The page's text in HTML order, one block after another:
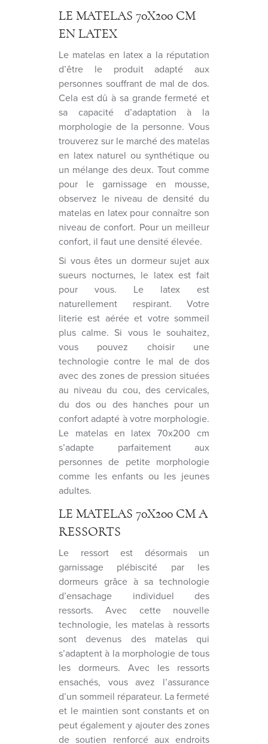
LE MATELAS 70X200 CM
EN LATEX
Le matelas en latex a la réputation
d’être le produit adapté aux
personnes souffrant de mal de dos.
Cela est dû à sa grande fermeté et
sa capacité d’adaptation à la
morphologie de la personne. Vous
trouverez sur le marché des matelas
en latex naturel ou synthétique ou
un mélange des deux. Tout comme
pour le garnissage en mousse,
observez le niveau de densité du
matelas en latex pour connaître son
niveau de confort. Pour un meilleur
confort, il faut une densité élevée.
Si vous êtes un dormeur sujet aux
sueurs nocturnes, le latex est fait
pour vous. Le latex est
naturellement respirant. Votre
literie est aérée et votre sommeil
plus calme. Si vous le souhaitez,
vous pouvez choisir une
technologie contre le mal de dos
avec des zones de pression situées
au niveau du cou, des cervicales,
du dos ou des hanches pour un
confort adapté à votre morphologie.
Le matelas en latex 70x200 cm
s’adapte parfaitement aux
personnes de petite morphologie
comme les enfants ou les jeunes
adultes.
LE MATELAS 70X200 CM A
RESSORTS
Le ressort est désormais un
garnissage plébiscité par les
dormeurs grâce à sa technologie
d’ensachage individuel des
ressorts. Avec cette nouvelle
technologie, les matelas à ressorts
sont devenus des matelas qui
s’adaptent à la morphologie de tous
les dormeurs. Avec les ressorts
ensachés, vous avez l’assurance
d’un sommeil réparateur. La fermeté
et le maintien sont constants et on
peut également y ajouter des zones
de soutien renforcé aux endroits